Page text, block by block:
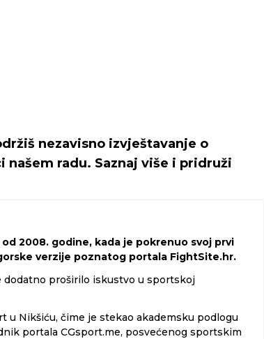
nezavisno izvještavanje o
radu. Saznaj više i pridruži
2008. godine, kada je pokrenuo svoj prvi
verzije poznatog portala FightSite.hr.
dodatno proširilo iskustvo u sportskoj
Nikšiću, čime je stekao akademsku podlogu
portala CGsport.me, posvećenog sportskim